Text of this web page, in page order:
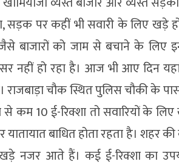
सड़क पर कहीं भी सवारी के लिए खड़े
बाजारों को जाम से बचाने के लिए
नहीं हो रहा है। आज भी आए दिन
राजबाड़ा चौक स्थित पुलिस चौकी के
कम 10 ई-रिक्शा तो सवारियों के
बाधित होता रहता है। शहर
खड़े नजर आते हैं। कई ई-रिक्शा का